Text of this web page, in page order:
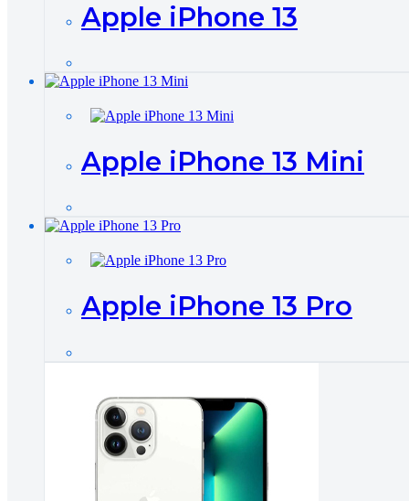
Apple iPhone 13
Apple iPhone 13 Mini
Apple iPhone 13 Pro